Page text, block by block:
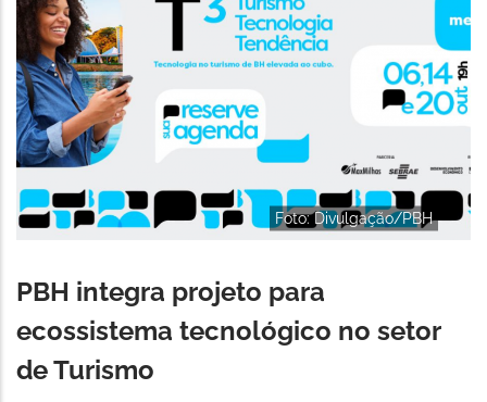
Foto: Divulgação/PBH
PBH integra projeto para
ecossistema tecnológico no setor
de Turismo